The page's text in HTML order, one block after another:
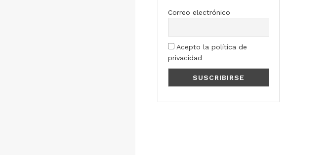
Correo electrónico
Acepto la política de
privacidad